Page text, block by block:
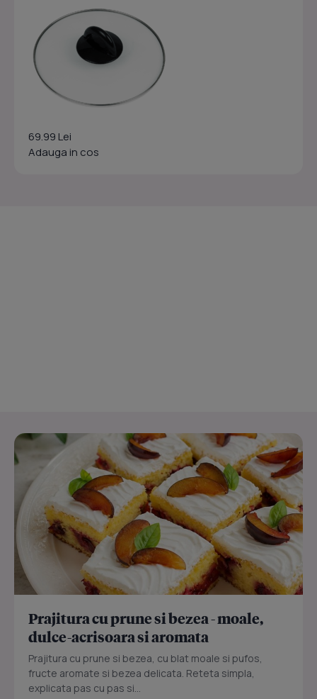
69.99 Lei
Adauga in cos
Prajitura cu prune si bezea - moale,
dulce-acrisoara si aromata
Prajitura cu prune si bezea, cu blat moale si pufos,
fructe aromate si bezea delicata. Reteta simpla,
explicata pas cu pas si...